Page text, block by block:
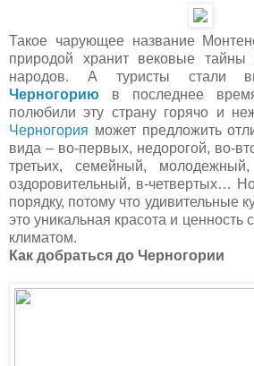
Такое чарующее название
природой хранит вековые
народов. А туристы стали
Черногорию в последнее
полюбили эту страну горячо и
Черногория может предложить
вида – во-первых, недорогой, во-
третьих, семейный,
оздоровительный, в-четвертых…
порядку, потому что удивительные
это уникальная красота и ценность
климатом.
Как добраться до Черногории